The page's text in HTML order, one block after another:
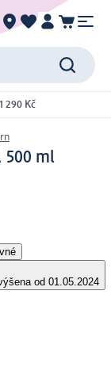
290 Kč
500 ml
od 01.05.2024